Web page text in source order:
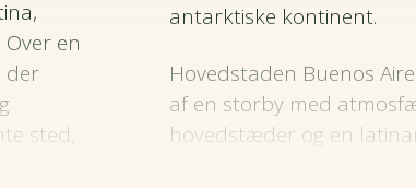
en
der
sted,
antarktiske kontinent.
Hovedstaden Buenos
af en storby med
hovedstæder og en